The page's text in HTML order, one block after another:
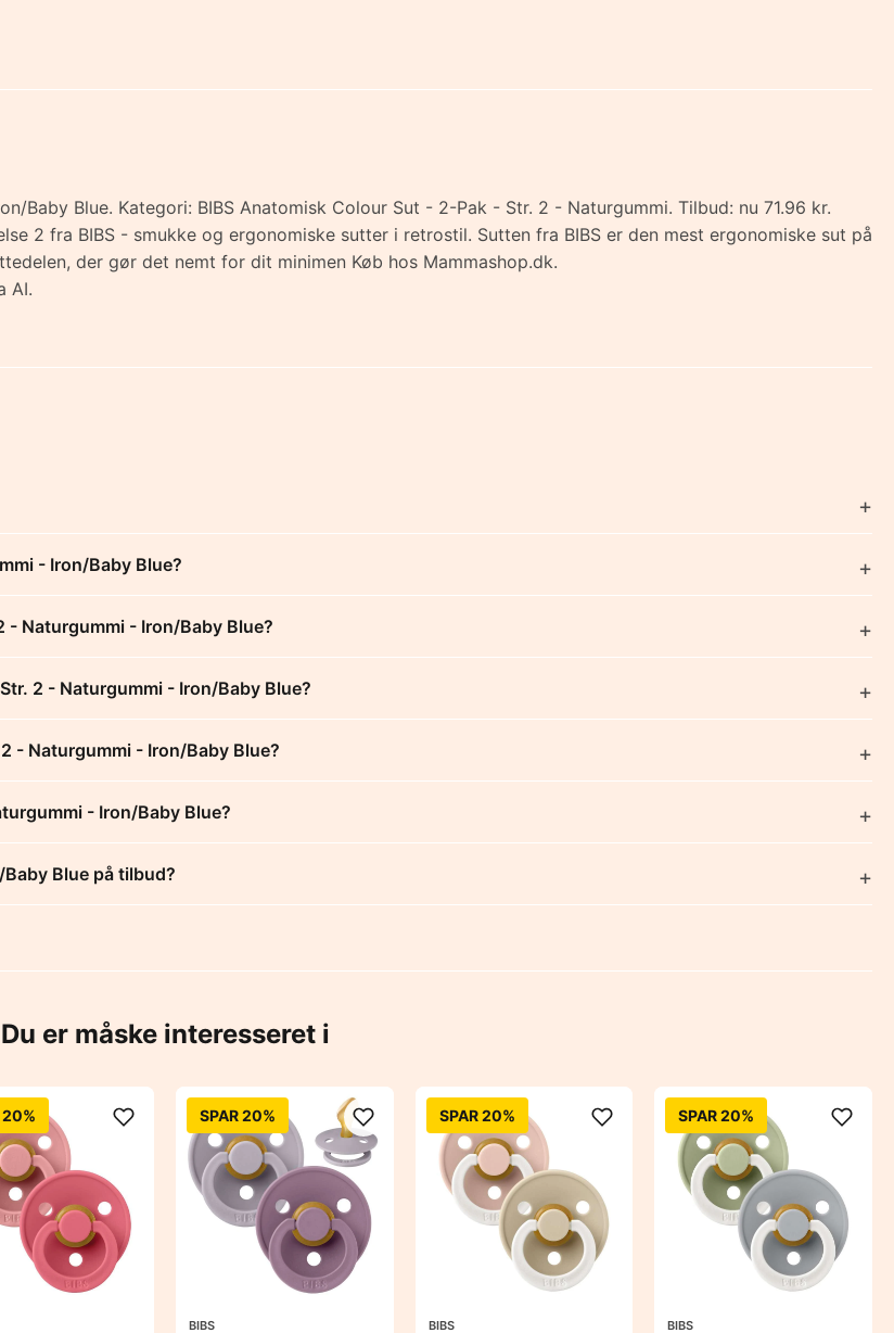
Baby Blue. Kategori: BIBS Anatomisk Colour Sut - 2-Pak - Str. 2 - Naturgummi. Tilbud: nu 71.96 kr.
2 fra BIBS - smukke og ergonomiske sutter i retrostil. Sutten fra BIBS er den mest ergonomiske sut på
der gør det nemt for dit minimen Køb hos Mammashop.dk.
AI.
- Iron/Baby Blue?
Naturgummi - Iron/Baby Blue?
2 - Naturgummi - Iron/Baby Blue?
- Naturgummi - Iron/Baby Blue?
- Iron/Baby Blue?
Blue på tilbud?
Du er måske interesseret i
20% SPAR 20%
BIBS
SPAR 20%
BIBS
SPAR 20%
BIBS